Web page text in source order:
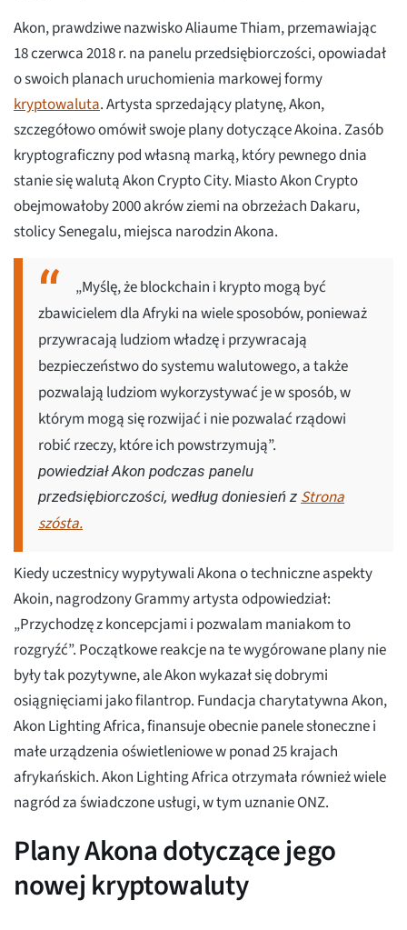
Akon, prawdziwe nazwisko Aliaume Thiam, przemawiając
18 czerwca 2018 r. na panelu przedsiębiorczości, opowiadał
o swoich planach uruchomienia markowej formy
kryptowaluta. Artysta sprzedający platynę, Akon,
szczegółowo omówił swoje plany dotyczące Akoina. Zasób
kryptograficzny pod własną marką, który pewnego dnia
stanie się walutą Akon Crypto City. Miasto Akon Crypto
obejmowałoby 2000 akrów ziemi na obrzeżach Dakaru,
stolicy Senegalu, miejsca narodzin Akona.
„Myślę, że blockchain i krypto mogą być
zbawicielem dla Afryki na wiele sposobów, ponieważ
przywracają ludziom władzę i przywracają
bezpieczeństwo do systemu walutowego, a także
pozwalają ludziom wykorzystywać je w sposób, w
którym mogą się rozwijać i nie pozwalać rządowi
robić rzeczy, które ich powstrzymują”.
powiedział Akon podczas panelu
przedsiębiorczości, według doniesień z Strona
szósta.
Kiedy uczestnicy wypytywali Akona o techniczne aspekty
Akoin, nagrodzony Grammy artysta odpowiedział:
„Przychodzę z koncepcjami i pozwalam maniakom to
rozgryźć”. Początkowe reakcje na te wygórowane plany nie
były tak pozytywne, ale Akon wykazał się dobrymi
osiągnięciami jako filantrop. Fundacja charytatywna Akon,
Akon Lighting Africa, finansuje obecnie panele słoneczne i
małe urządzenia oświetleniowe w ponad 25 krajach
afrykańskich. Akon Lighting Africa otrzymała również wiele
nagród za świadczone usługi, w tym uznanie ONZ.
Plany Akona dotyczące jego
nowej kryptowaluty